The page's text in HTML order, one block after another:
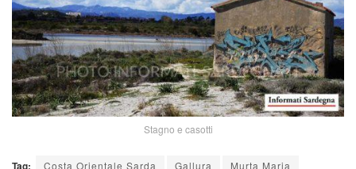
Stagno e casotti
Tag: Costa Orientale Sarda Gallura
Murta Maria